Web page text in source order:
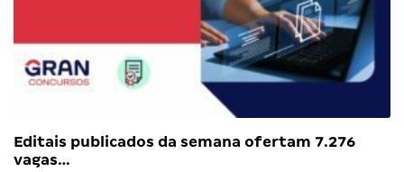
Editais publicados da semana ofertam 7.276
vagas…